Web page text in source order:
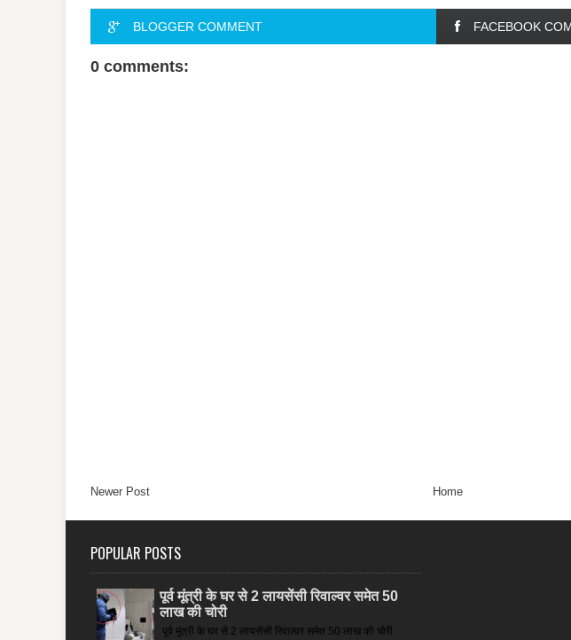
BLOGGER COMMENT FACEBOOK
0 comments:
Newer Post Home
POPULAR POSTS
पूर्व मूंत्री के घर से 2 लायसेंसी रिवाल्वर समेत 50
लाख की चोरी
पूर्व मूंत्री के घर से 2 लायसेंसी रिवाल्वर समेत 50 लाख की चोरी